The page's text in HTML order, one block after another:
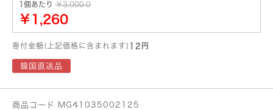
1個あたり ￥3,000.0
￥1,260
寄付金額(上記価格に含まれます) 12円
韓国直送品
商品コード MG41035002125